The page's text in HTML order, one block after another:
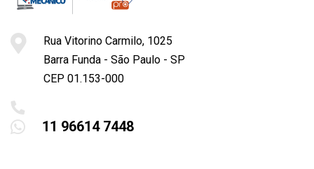
Rua Vitorino Carmilo, 1025
Barra Funda - São Paulo - SP
CEP 01.153-000
11 96614 7448